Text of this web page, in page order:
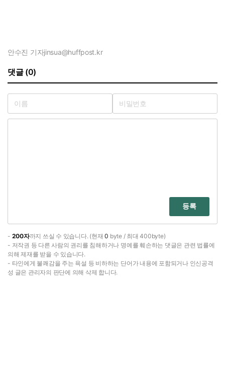
안수진 기자jinsua@huffpost.kr
댓글 (0)
등록
- 200자까지 쓰실 수 있습니다. (현재0 byte / 최대 400byte)
- 저작권 등 다른 사람의 권리를 침해하거나 명예를 훼손하는 댓글은 관련 법률에
의해 제재를 받을 수 있습니다.
- 타인에게 불쾌감을 주는 욕설 등 비하하는 단어가 내용에 포함되거나 인신공격
성 글은 관리자의 판단에 의해 삭제 합니다.